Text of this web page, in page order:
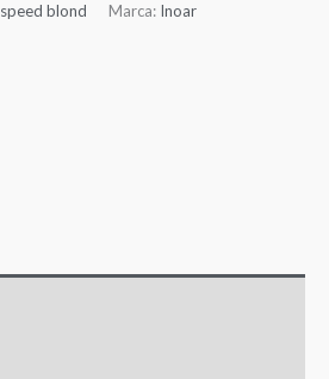
speed blond Marca: Inoar